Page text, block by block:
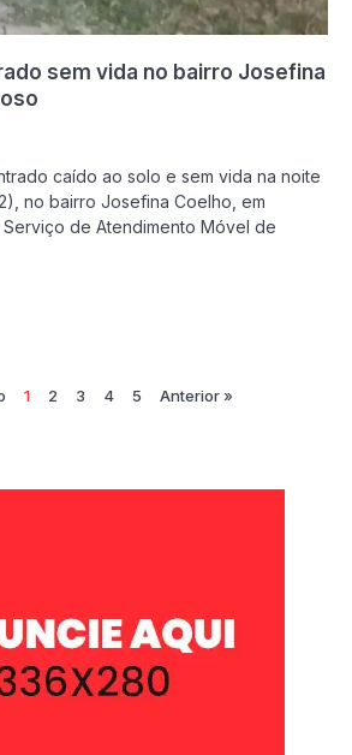
sem vida no bairro Josefina
caído ao solo e sem vida na noite
no bairro Josefina Coelho, em
de Atendimento Móvel de
1 2 3 4 5 Anterior »